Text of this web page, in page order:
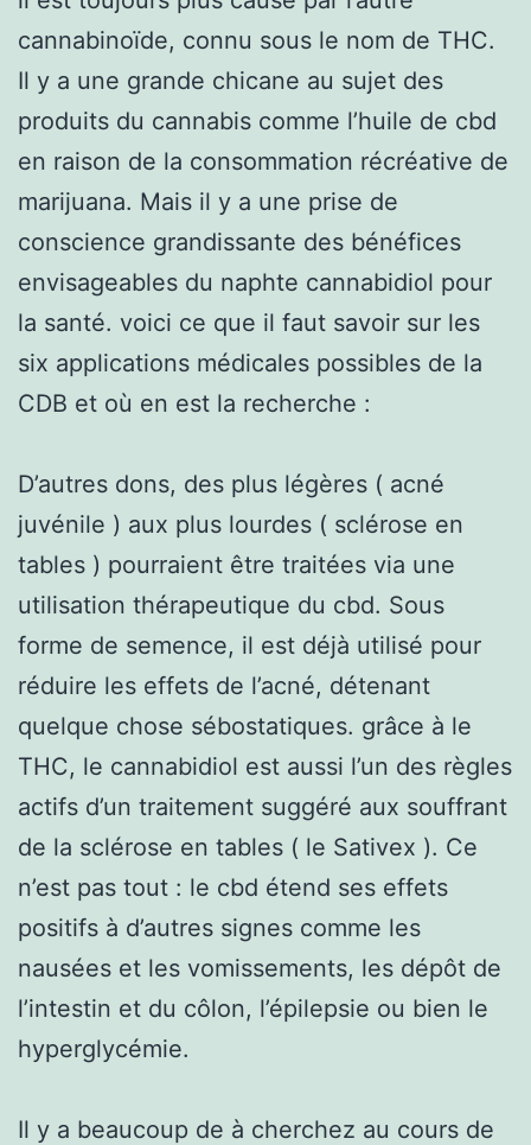
cannabinoïde, connu sous le nom de THC.
Il y a une grande chicane au sujet des
produits du cannabis comme l’huile de cbd
en raison de la consommation récréative de
marijuana. Mais il y a une prise de
conscience grandissante des bénéfices
envisageables du naphte cannabidiol pour
la santé. voici ce que il faut savoir sur les
six applications médicales possibles de la
CDB et où en est la recherche :
D’autres dons, des plus légères ( acné
juvénile ) aux plus lourdes ( sclérose en
tables ) pourraient être traitées via une
utilisation thérapeutique du cbd. Sous
forme de semence, il est déjà utilisé pour
réduire les effets de l’acné, détenant
quelque chose sébostatiques. grâce à le
THC, le cannabidiol est aussi l’un des règles
actifs d’un traitement suggéré aux souffrant
de la sclérose en tables ( le Sativex ). Ce
n’est pas tout : le cbd étend ses effets
positifs à d’autres signes comme les
nausées et les vomissements, les dépôt de
l’intestin et du côlon, l’épilepsie ou bien le
hyperglycémie.
Il y a beaucoup de à cherchez au cours de